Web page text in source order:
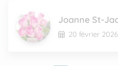
Joanne St-
20 février 2026